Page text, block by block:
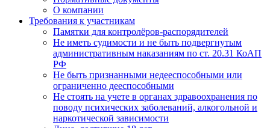
О компании
Требования к участникам
Памятки для контролёров-распорядителей
Не иметь судимости и не быть подвергнутым
административным наказаниям по ст. 20.31 КоАП
РФ
Не быть признанными недееспособными или
ограниченно дееспособными
Не стоять на учете в органах здравоохранения по
поводу психических заболеваний, алкогольной и
наркотической зависимости